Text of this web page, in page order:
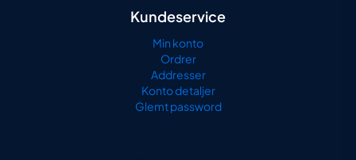
Kundeservice
Min konto
Ordrer
Addresser
Konto detaljer
Glemt password